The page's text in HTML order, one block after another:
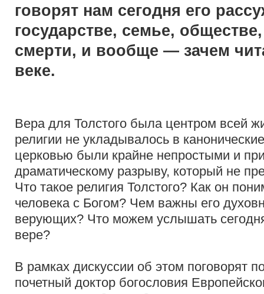
говорят нам сегодня его
государстве, семье,
смерти, и вообще — зачем
веке.
Вера для Толстого была центром всей
религии не укладывалось в
церковью были крайне непростыми и
драматическому разрыву, который не
Что такое религия Толстого? Как он
человека с Богом? Чем важны его
верующих? Что можем услышать
вере?
В рамках дискуссии об этом поговорят
почетный доктор богословия